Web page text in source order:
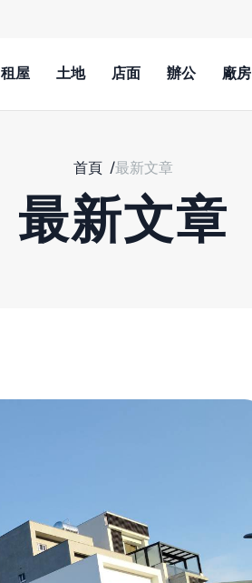
租屋 土地 店面 辦公 廠房
首頁 /最新文章
最新文章